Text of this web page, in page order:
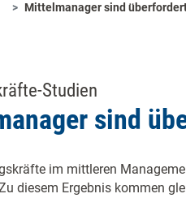
Mittelmanager sind
Studien
sind
im mittleren
diesem Ergebnis kommen